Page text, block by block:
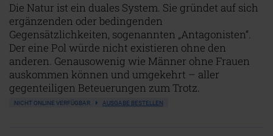
Die Natur ist ein duales System. Sie gründet auf sich
ergänzenden oder bedingenden
Gegensätzlichkeiten, sogenannten „Antagonisten“.
Der eine Pol würde nicht existieren ohne den
anderen. Genausowenig wie Männer ohne Frauen
auskommen können und umgekehrt – aller
gegenteiligen Beteuerungen zum Trotz.
NICHT ONLINE VERFÜGBAR AUSGABE BESTELLEN